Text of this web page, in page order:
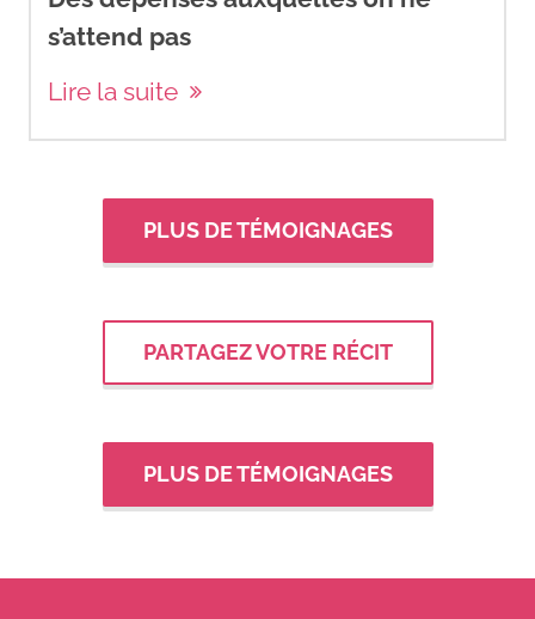
s’attend pas
Lire la suite
PLUS DE TÉMOIGNAGES
PARTAGEZ VOTRE RÉCIT
PLUS DE TÉMOIGNAGES